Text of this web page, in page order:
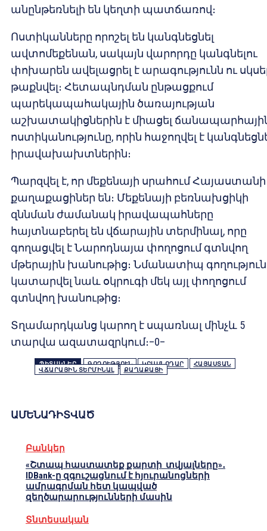
անընթեռնելի են կեղտի պատճառով։
Ոստիկանները որոշել են կանգնեցնել
ավտոմեքենան, սակայն վարորդը կանգնելու
փոխարեն ավելացրել է արագությունն ու
թաքնվել։ Հետապնդման ընթացքում
պարեկապահակային ծառայության
աշխատակիցներին է միացել
ոստիկանությունը, որին հաջողվել է
իրավախախտներին։
Պարզվել է, որ մեքենայի սրահում Հայաստանի
քաղաքացիներ են։ Մեքենայի բեռնախցիկի
զննման ժամանակ իրավապահները
հայտնաբերել են վճարային տերմինալ, որը
գողացվել է Նարոդնայա փողոցում գտնվող
մթերային խանութից։ Նմանատիպ գողություն
կատարվել նաև օկրուգի մեկ այլ փողոցում
գտնվող խանութից։
Տղամարդկանց կարող է սպառնալ մինչև 5
տարվա ազատազրկում։–0–
ՊԻՏԱԿՆԵՐ ԳՈՂՈՒԹՅՈՒՆ ԿՐԱՍՆՈԴԱՐ
ՀԱՅԱՍՏԱՆ
ՎՃԱՐԱՅԻՆ ՏԵՐՄԻՆԱԼ
ՔԱՂԱՔԱՑԻ
ԱՄԵՆԱԴԻՏՎԱԾ
Բանկեր
«Շտապ հաստատեք քարտի տվյալները»․
IDBank-ը զգուշացնում է հյուրանոցների
ամրագրման հետ կապված
զեղծարարությունների մասին
Տնտեսական